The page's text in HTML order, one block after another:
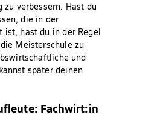
verbessern. Hast du
die in der
ist, hast du in der Regel
Meisterschule zu
und
später deinen
Fachwirt:in